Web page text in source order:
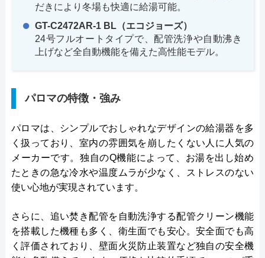
だきにより冬場も快適に給湯可能。
GT-C2472AR-1 BL（エコジョーズ）
24号フルオートタイプで、配管洗浄や自動沸き
上げなど全自動機能を備えた高性能モデル。
パロマの特徴・強み
パロマは、シンプルでおしゃれなデザインの給湯器を多
く扱っており、室内の雰囲気を崩したくない人に人気の
メーカーです。独自のQ機能によって、お湯を出し始め
たときの急な冷水や温度ムラが少なく、ストレスのない
使い心地が実現されています。
さらに、追い焚き配管を自動洗浄する配管クリーン機能
を搭載した機種も多く、衛生面でも安心。安全面でも高
く評価されており、壁面火災防止装置など独自の安全機